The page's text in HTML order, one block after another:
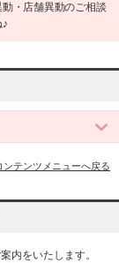
・店舗異動のご相談
ンテンツメニューへ戻る
内をいたします。